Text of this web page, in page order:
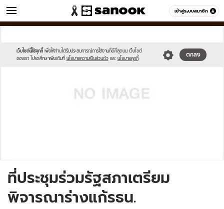
เข้าสู่ระบบสมาชิก
ข่าว หมวดอื่นๆ
เว็บไซต์นี้ใช้คุกกี้ เพื่อให้ท่านได้รับประสบการณ์การใช้งานที่ดีที่สุดบน เว็บไซต์
ของเรา โปรดศึกษาเพิ่มเติมที่ นโยบายความเป็นส่วนตัว และ นโยบายคุกกี้
ตกลง
sanook.png
image.jpg
ที่ประชุมร่วมรัฐสภาเตรียม
พิจารณาร่างแก้รธน.